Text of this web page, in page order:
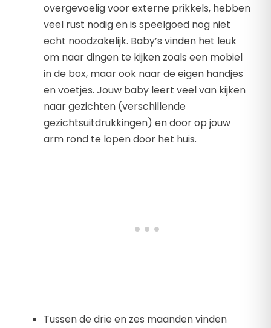
overgevoelig voor externe prikkels, hebben
veel rust nodig en is speelgoed nog niet
echt noodzakelijk. Baby’s vinden het leuk
om naar dingen te kijken zoals een mobiel
in de box, maar ook naar de eigen handjes
en voetjes. Jouw baby leert veel van kijken
naar gezichten (verschillende
gezichtsuitdrukkingen) en door op jouw
arm rond te lopen door het huis.
Tussen de drie en zes maanden vinden